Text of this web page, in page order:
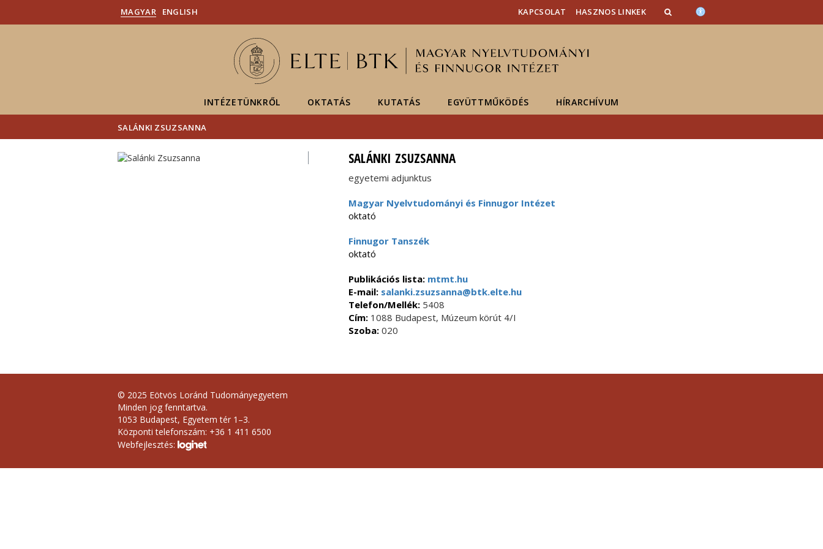
MAGYAR ENGLISH KAPCSOLAT HASZNOS LINKEK
INTÉZETÜNKRŐL OKTATÁS KUTATÁS EGYÜTTMŰKÖDÉS HÍRARCHÍVUM
SALÁNKI ZSUZSANNA
SALÁNKI ZSUZSANNA
egyetemi adjunktus
Magyar Nyelvtudományi és Finnugor Intézet
oktató
Finnugor Tanszék
oktató
Publikációs lista: mtmt.hu
E-mail:salanki.zsuzsanna@btk.elte.hu
Telefon/Mellék:5408
Cím:1088 Budapest, Múzeum körút 4/I
Szoba:020
© 2025 Eötvös Loránd Tudományegyetem
Minden jog fenntartva.
1053 Budapest, Egyetem tér 1–3.
Központi telefonszám: +36 1 411 6500
Webfejlesztés: